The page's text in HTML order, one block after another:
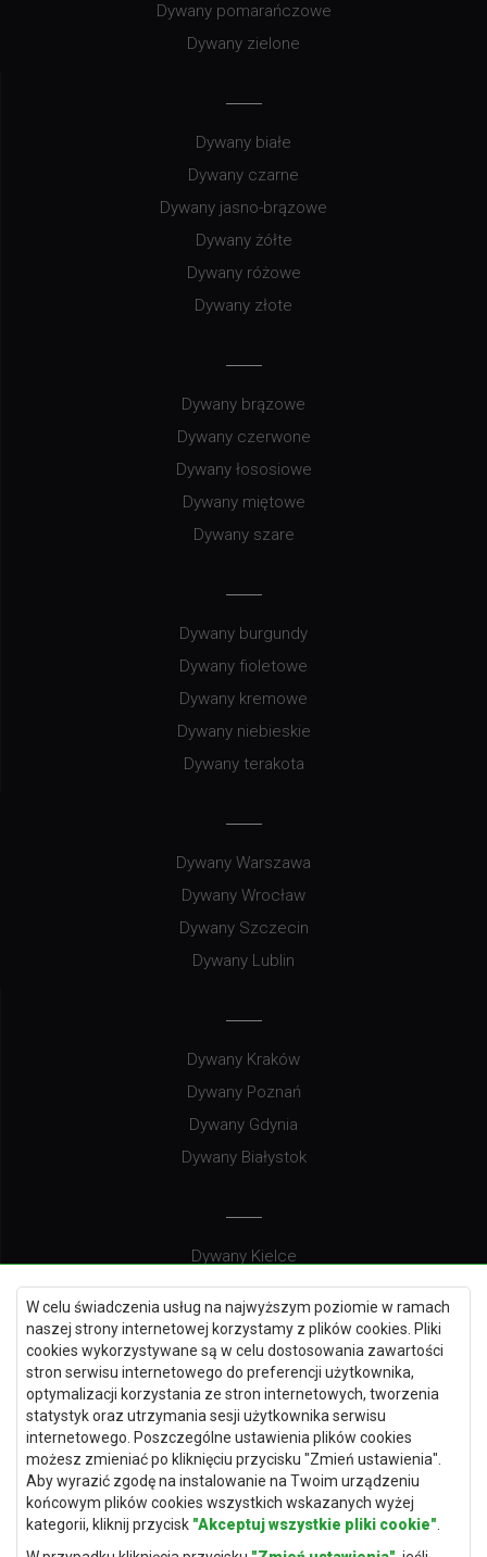
W celu świadczenia usług na najwyższym poziomie w ramach
naszej strony internetowej korzystamy z plików cookies. Pliki
cookies wykorzystywane są w celu dostosowania zawartości
stron serwisu internetowego do preferencji użytkownika,
optymalizacji korzystania ze stron internetowych, tworzenia
statystyk oraz utrzymania sesji użytkownika serwisu
internetowego. Poszczególne ustawienia plików cookies
możesz zmieniać po kliknięciu przycisku "Zmień ustawienia".
Aby wyrazić zgodę na instalowanie na Twoim urządzeniu
końcowym plików cookies wszystkich wskazanych wyżej
kategorii, kliknij przycisk "Akceptuj wszystkie pliki cookie"
Dywany pomarańczowe
Dywany zielone
Dywany białe
Dywany czarne
Dywany jasno-brązowe
Dywany żółte
Dywany różowe
Dywany złote
Dywany brązowe
Dywany czerwone
Dywany łososiowe
Dywany miętowe
Dywany szare
Dywany burgundy
Dywany fioletowe
Dywany kremowe
Dywany niebieskie
Dywany terakota
Dywany Warszawa
Dywany Wrocław
Dywany Szczecin
Dywany Lublin
Dywany Kraków
Dywany Poznań
Dywany Gdynia
Dywany Białystok
Dywany Kielce
Dywany Gdańsk
Dywany Toruń
Dywany Bydgoszcz
Dywany Łódź
Dywany Katowice
Dywany Rzeszów
Dywany Częstochowa